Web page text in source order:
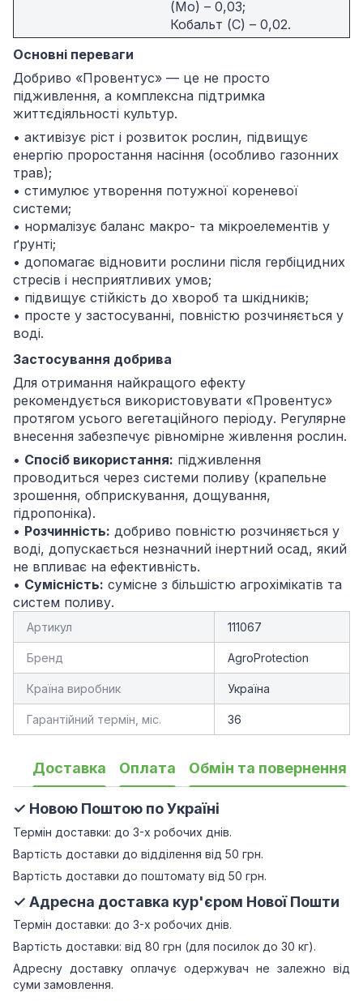
(Mo) – 0,03;
Кобальт (С) – 0,02.
Основні переваги
Добриво «Провентус» — це не просто
підживлення, а комплексна підтримка
життєдіяльності культур.
• активізує ріст і розвиток рослин, підвищує
енергію проростання насіння (особливо газонних
трав);
• стимулює утворення потужної кореневої
системи;
• нормалізує баланс макро- та мікроелементів у
ґрунті;
• допомагає відновити рослини після гербіцидних
стресів і несприятливих умов;
• підвищує стійкість до хвороб та шкідників;
• просте у застосуванні, повністю розчиняється у
воді.
Застосування добрива
Для отримання найкращого ефекту
рекомендується використовувати «Провентус»
протягом усього вегетаційного періоду. Регулярне
внесення забезпечує рівномірне живлення рослин.
• Спосіб використання: підживлення
проводиться через системи поливу (крапельне
зрошення, обприскування, дощування,
гідропоніка).
• Розчинність: добриво повністю розчиняється у
воді, допускається незначний інертний осад, який
не впливає на ефективність.
• Сумісність: сумісне з більшістю агрохімікатів та
систем поливу.
Артикул 111067
Бренд AgroProtection
Країна виробник Україна
Гарантійний термін, міс. 36
Доставка Оплата Обмін та повернення
✓ Новою Поштою по Україні
Термін доставки: до 3-х робочих днів.
Вартість доставки до відділення від 50 грн.
Вартість доставки до поштомату від 50 грн.
✓ Адресна доставка кур'єром Нової Пошти
Термін доставки: до 3-х робочих днів.
Вартість доставки: від 80 грн (для посилок до 30 кг).
Адресну доставку оплачує одержувач не залежно від
суми замовлення.